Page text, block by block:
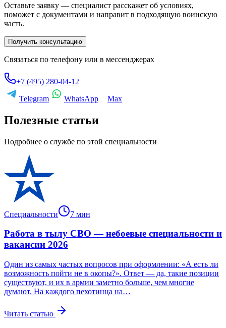
Оставьте заявку — специалист расскажет об условиях,
поможет с документами и направит в подходящую воинскую
часть.
Получить консультацию
Связаться по телефону или в мессенджерах
+7 (495) 280-04-12
Telegram
WhatsApp Max
Полезные статьи
Подробнее о службе по этой специальности
Специальности 7 мин
Работа в тылу СВО — небоевые специальности и
вакансии 2026
Один из самых частых вопросов при оформлении: «А есть ли
возможность пойти не в окопы?». Ответ — да, такие позиции
существуют, и их в армии заметно больше, чем многие
думают. На каждого пехотинца на…
Читать статью